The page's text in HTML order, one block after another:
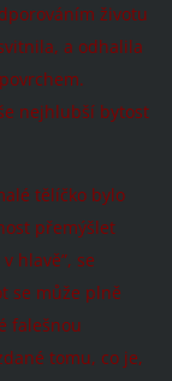
životu
a odhalila
nejhlubší bytost
tělíčko bylo
přemýšlet
hlavě”, se
se může plně
falešnou
tomu, co je,